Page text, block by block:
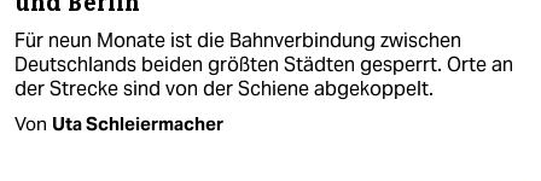
Für neun Monate ist die Bahnverbindung zwischen
Deutschlands beiden größten Städten gesperrt. Orte an
der Strecke sind von der Schiene abgekoppelt.
Von Uta Schleiermacher